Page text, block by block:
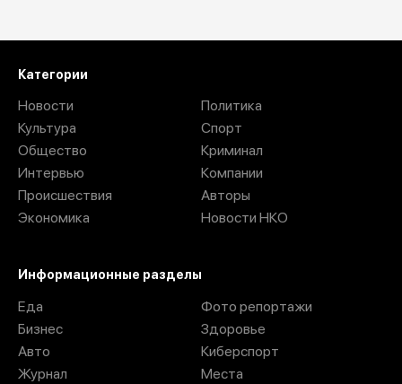
Категории
Новости
Культура
Общество
Интервью
Происшествия
Экономика
Политика
Спорт
Криминал
Компании
Авторы
Новости НКО
Информационные разделы
Еда
Бизнес
Авто
Журнал
Фото репортажи
Здоровье
Киберспорт
Места